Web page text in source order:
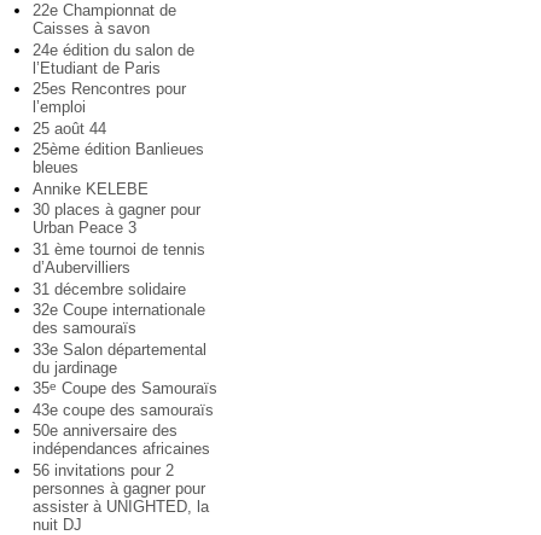
22e Championnat de
Caisses à savon
24e édition du salon de
l’Etudiant de Paris
25es Rencontres pour
l’emploi
25 août 44
25ème édition Banlieues
bleues
Annike KELEBE
30 places à gagner pour
Urban Peace 3
31 ème tournoi de tennis
d’Aubervilliers
31 décembre solidaire
32e Coupe internationale
des samouraïs
33e Salon départemental
du jardinage
35e Coupe des Samouraïs
43e coupe des samouraïs
50e anniversaire des
indépendances africaines
56 invitations pour 2
personnes à gagner pour
assister à UNIGHTED, la
nuit DJ